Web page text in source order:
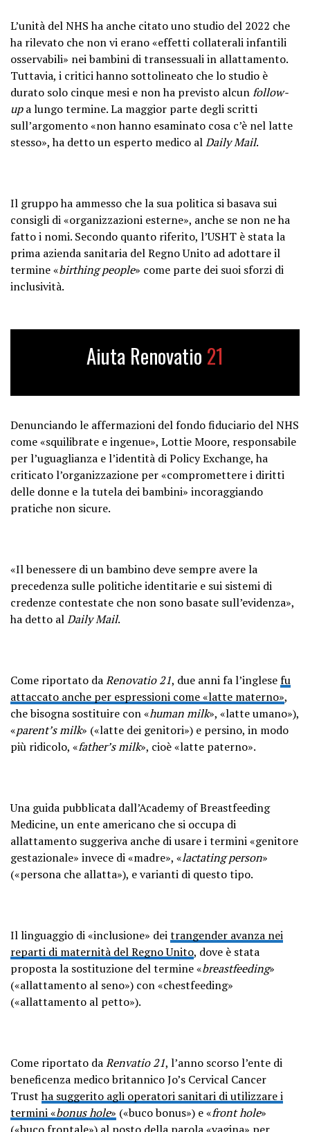
L’unità del NHS ha anche citato uno studio del 2022 che
ha rilevato che non vi erano «effetti collaterali infantili
osservabili» nei bambini di transessuali in allattamento.
Tuttavia, i critici hanno sottolineato che lo studio è
durato solo cinque mesi e non ha previsto alcunfollow-
upa lungo termine. La maggior parte degli scritti
sull’argomento «non hanno esaminato cosa c’è nel latte
stesso», ha detto un esperto medico alDaily Mail.
Il gruppo ha ammesso che la sua politica si basava sui
consigli di «organizzazioni esterne», anche se non ne ha
fatto i nomi. Secondo quanto riferito, l’USHT è stata la
prima azienda sanitaria del Regno Unito ad adottare il
termine «birthing people» come parte dei suoi sforzi di
inclusività.
Aiuta Renovatio 21
Denunciando le affermazioni del fondo fiduciario del NHS
come «squilibrate e ingenue», Lottie Moore, responsabile
per l’uguaglianza e l’identità di Policy Exchange, ha
criticato l’organizzazione per «compromettere i diritti
delle donne e la tutela dei bambini» incoraggiando
pratiche non sicure.
«Il benessere di un bambino deve sempre avere la
precedenza sulle politiche identitarie e sui sistemi di
credenze contestate che non sono basate sull’evidenza»,
ha detto alDaily Mail.
Come riportato daRenovatio 21, due anni fa l’inglesefu
attaccato anche per espressioni come «latte materno»,
che bisogna sostituire con «human milk», «latte umano»),
«parent’s milk» («latte dei genitori») e persino, in modo
più ridicolo, «father’s milk», cioè «latte paterno».
Una guida pubblicata dall’Academy of Breastfeeding
Medicine, un ente americano che si occupa di
allattamento suggeriva anche di usare i termini «genitore
gestazionale» invece di «madre», «lactating person»
(«persona che allatta»), e varianti di questo tipo.
Il linguaggio di «inclusione» deitrangender avanza nei
reparti di maternità del Regno Unito, dove è stata
proposta la sostituzione del termine «breastfeeding»
(«allattamento al seno») con «chestfeeding»
(«allattamento al petto»).
Come riportato daRenvatio 21, l’anno scorso l’ente di
beneficenza medico britannico Jo’s Cervical Cancer
Trustha suggerito agli operatori sanitari di utilizzare i
termini «bonus hole» («buco bonus») e «front hole»